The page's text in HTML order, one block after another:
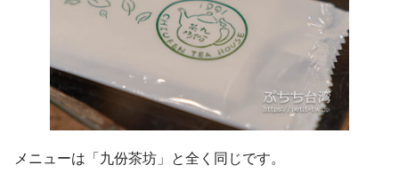
メニューは「九份茶坊」と全く同じです。